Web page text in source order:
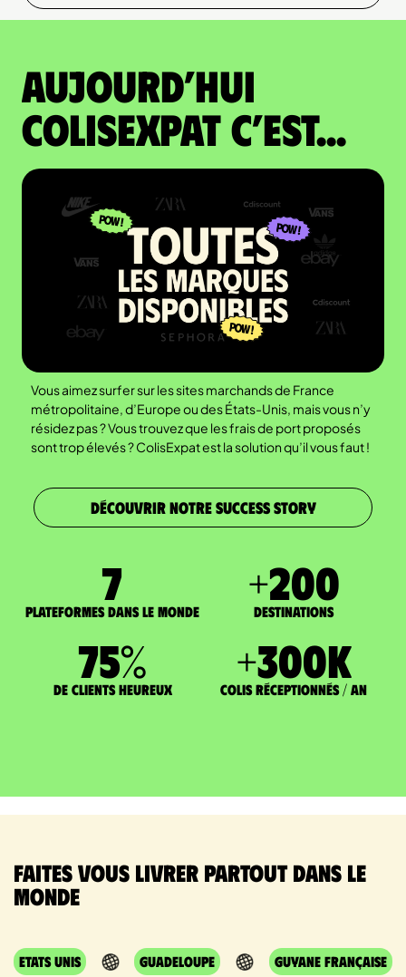
Aujourd’hui
colisexpat c’est...
Vous aimez surfer sur les sites marchands de France
métropolitaine, d’Europe ou des États-Unis, mais vous n’y
résidez pas ? Vous trouvez que les frais de port proposés
sont trop élevés ? ColisExpat est la solution qu’il vous faut !
DÉCOUVRIR NOTRE SUCCESS STORY
7
Plateformes dans le monde
+200
DESTINATIONS
75%
de clients heureux
+300K
Colis réceptionnés / an
Faites vous livrer partout dans le
monde
Etats Unis Guadeloupe Guyane Française